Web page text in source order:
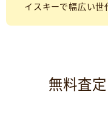
イスキーで幅広い世
無料査